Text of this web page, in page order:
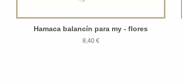
Hamaca balancín para my - flores
8,40 €